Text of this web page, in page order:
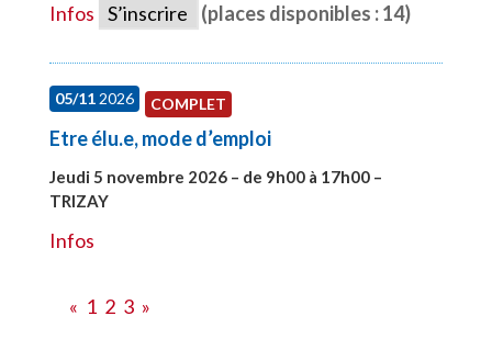
Infos S’inscrire (places disponibles : 14)
05/112026 COMPLET
Etre élu.e, mode d’emploi
Jeudi 5 novembre 2026 – de 9h00 à 17h00 –
TRIZAY
Infos
« 1 2 3 »